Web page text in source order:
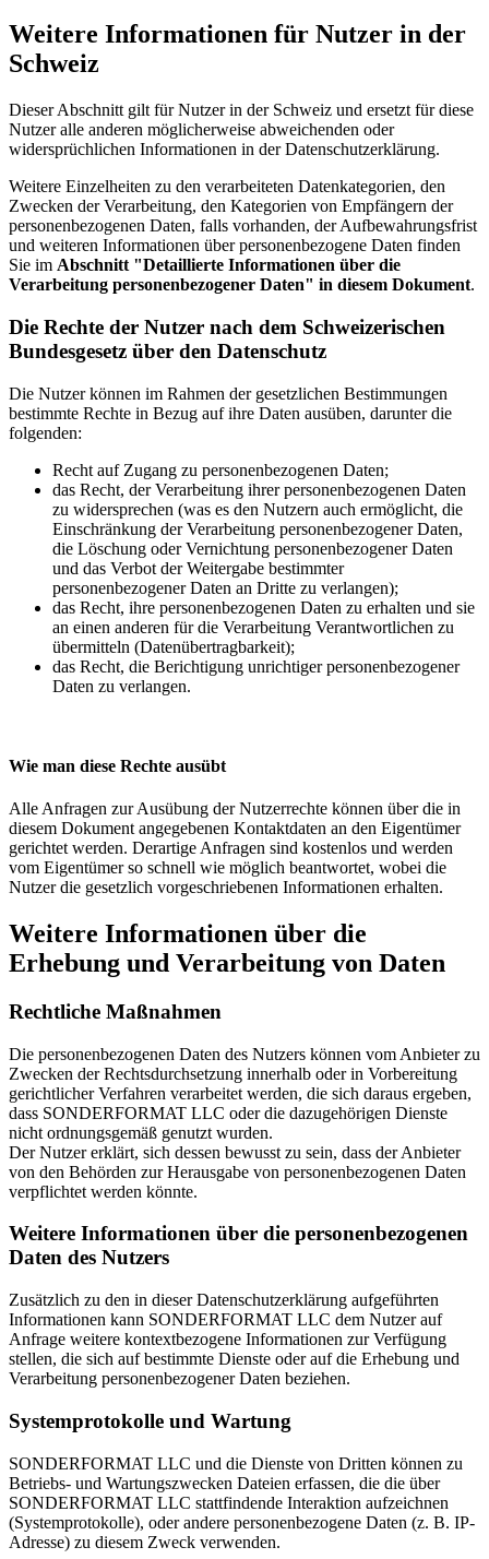
Weitere Informationen für Nutzer in der
Schweiz
Dieser Abschnitt gilt für Nutzer in der Schweiz und ersetzt für diese
Nutzer alle anderen möglicherweise abweichenden oder
widersprüchlichen Informationen in der Datenschutzerklärung.
Weitere Einzelheiten zu den verarbeiteten Datenkategorien, den
Zwecken der Verarbeitung, den Kategorien von Empfängern der
personenbezogenen Daten, falls vorhanden, der Aufbewahrungsfrist
und weiteren Informationen über personenbezogene Daten finden
Sie im Abschnitt "Detaillierte Informationen über die
Verarbeitung personenbezogener Daten" in diesem Dokument.
Die Rechte der Nutzer nach dem Schweizerischen
Bundesgesetz über den Datenschutz
Die Nutzer können im Rahmen der gesetzlichen Bestimmungen
bestimmte Rechte in Bezug auf ihre Daten ausüben, darunter die
folgenden:
Recht auf Zugang zu personenbezogenen Daten;
das Recht, der Verarbeitung ihrer personenbezogenen Daten
zu widersprechen (was es den Nutzern auch ermöglicht, die
Einschränkung der Verarbeitung personenbezogener Daten,
die Löschung oder Vernichtung personenbezogener Daten
und das Verbot der Weitergabe bestimmter
personenbezogener Daten an Dritte zu verlangen);
das Recht, ihre personenbezogenen Daten zu erhalten und sie
an einen anderen für die Verarbeitung Verantwortlichen zu
übermitteln (Datenübertragbarkeit);
das Recht, die Berichtigung unrichtiger personenbezogener
Daten zu verlangen.
Wie man diese Rechte ausübt
Alle Anfragen zur Ausübung der Nutzerrechte können über die in
diesem Dokument angegebenen Kontaktdaten an den Eigentümer
gerichtet werden. Derartige Anfragen sind kostenlos und werden
vom Eigentümer so schnell wie möglich beantwortet, wobei die
Nutzer die gesetzlich vorgeschriebenen Informationen erhalten.
Weitere Informationen über die
Erhebung und Verarbeitung von Daten
Rechtliche Maßnahmen
Die personenbezogenen Daten des Nutzers können vom Anbieter zu
Zwecken der Rechtsdurchsetzung innerhalb oder in Vorbereitung
gerichtlicher Verfahren verarbeitet werden, die sich daraus ergeben,
dass SONDERFORMAT LLC oder die dazugehörigen Dienste
nicht ordnungsgemäß genutzt wurden.
Der Nutzer erklärt, sich dessen bewusst zu sein, dass der Anbieter
von den Behörden zur Herausgabe von personenbezogenen Daten
verpflichtet werden könnte.
Weitere Informationen über die personenbezogenen
Daten des Nutzers
Zusätzlich zu den in dieser Datenschutzerklärung aufgeführten
Informationen kann SONDERFORMAT LLC dem Nutzer auf
Anfrage weitere kontextbezogene Informationen zur Verfügung
stellen, die sich auf bestimmte Dienste oder auf die Erhebung und
Verarbeitung personenbezogener Daten beziehen.
Systemprotokolle und Wartung
SONDERFORMAT LLC und die Dienste von Dritten können zu
Betriebs- und Wartungszwecken Dateien erfassen, die die über
SONDERFORMAT LLC stattfindende Interaktion aufzeichnen
(Systemprotokolle), oder andere personenbezogene Daten (z. B. IP-
Adresse) zu diesem Zweck verwenden.